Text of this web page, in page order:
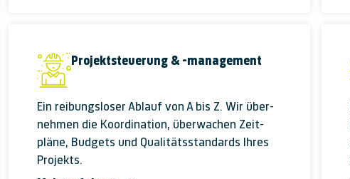
Projektsteuerung & -management
Ein reibungsloser Ablauf von A bis Z. Wir über­
nehmen die Koordi­nation, über­wachen Zeit­
pläne, Budgets und Qualitäts­standards Ihres
Projekts.